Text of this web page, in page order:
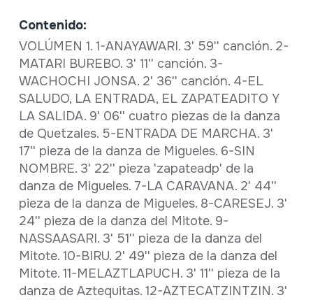
Contenido:
VOLÚMEN 1. 1-ANAYAWARI. 3' 59'' canción. 2-
MATARI BUREBO. 3' 11'' canción. 3-
WACHOCHI JONSA. 2' 36'' canción. 4-EL
SALUDO, LA ENTRADA, EL ZAPATEADITO Y
LA SALIDA. 9' 06'' cuatro piezas de la danza
de Quetzales. 5-ENTRADA DE MARCHA. 3'
17'' pieza de la danza de Migueles. 6-SIN
NOMBRE. 3' 22'' pieza 'zapateadp' de la
danza de Migueles. 7-LA CARAVANA. 2' 44''
pieza de la danza de Migueles. 8-CARESEJ. 3'
24'' pieza de la danza del Mitote. 9-
NASSAASARI. 3' 51'' pieza de la danza del
Mitote. 10-BIRU. 2' 49'' pieza de la danza del
Mitote. 11-MELAZTLAPUCH. 3' 11'' pieza de la
danza de Aztequitas. 12-AZTECATZINTZIN. 3'